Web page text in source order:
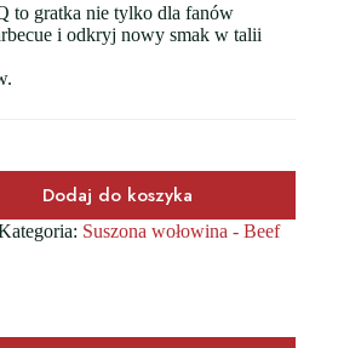
to gratka nie tylko dla fanów
i odkryj nowy smak w talii
Dodaj do koszyka
Suszona wołowina - Beef